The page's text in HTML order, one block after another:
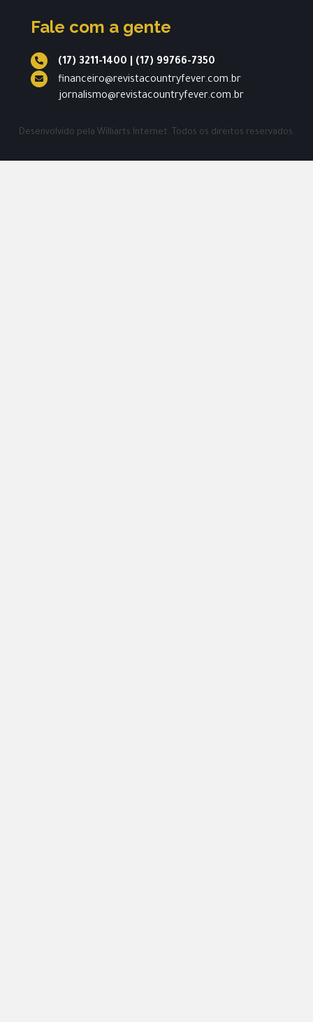
Fale com a gente
(17) 3211-1400
(17) 99766-7350
financeiro@revistacountryfever.com.br
jornalismo@revistacountryfever.com.br
Desenvolvido pela Williarts Internet. Todos os direitos reservados.